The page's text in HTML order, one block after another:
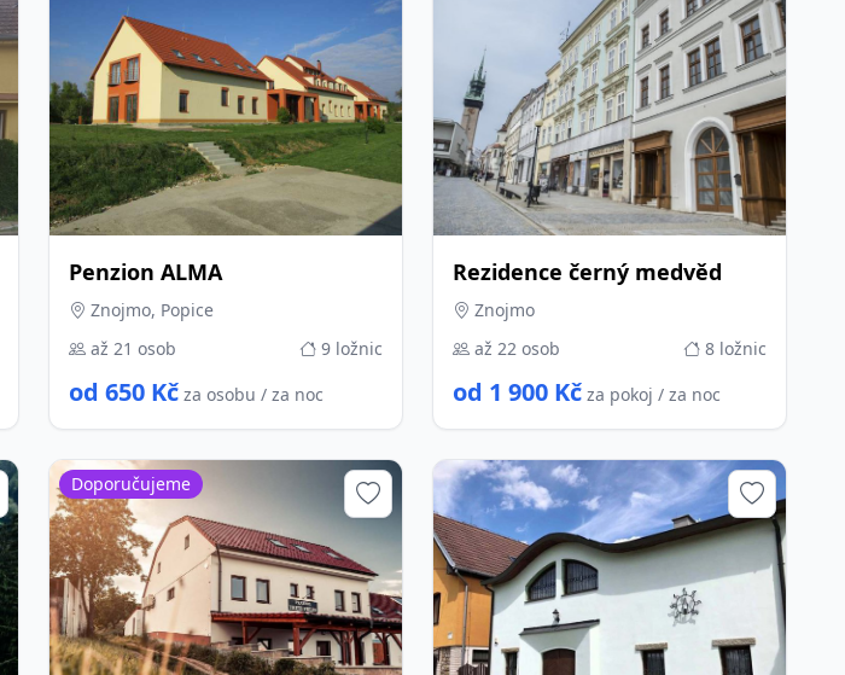
Penzion ALMA
Znojmo, Popice
až 21 osob
9 ložnic
od 650 Kč za osobu / za noc
Rezidence černý medvěd
Znojmo
až 22 osob
8 ložnic
od 1 900 Kč za pokoj / za noc
Doporučujeme